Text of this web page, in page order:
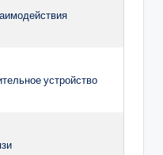
устройство